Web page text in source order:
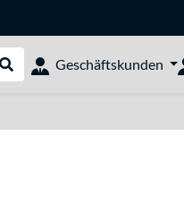
Suche durchführen
Geschäftskunden